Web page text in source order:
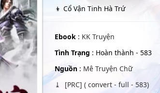
👦 Cổ Vận Tinh Hà Trứ
Ebook : KK Truyện
Tình Trạng : Hoàn thành - 583
Nguồn: Mê Truyện Chữ
[PRC] ( convert - full - 583)